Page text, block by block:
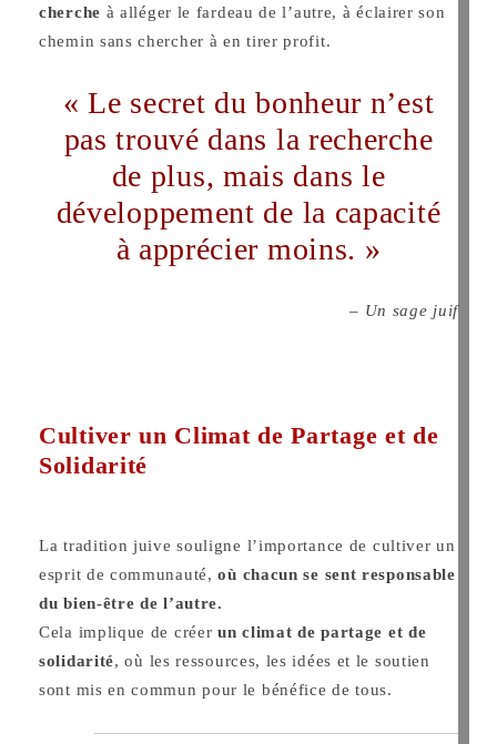
cherche à alléger le fardeau de l’autre, à éclairer son
chemin sans chercher à en tirer profit.
« Le secret du bonheur n’est
pas trouvé dans la recherche
de plus, mais dans le
développement de la capacité
à apprécier moins. »
– Un sage juif
Cultiver un Climat de Partage et de
Solidarité
La tradition juive souligne l’importance de cultiver un
esprit de communauté,où chacun se sent responsable
du bien-être de l’autre.
Cela implique de créerun climat de partage et de
solidarité, où les ressources, les idées et le soutien
sont mis en commun pour le bénéfice de tous.